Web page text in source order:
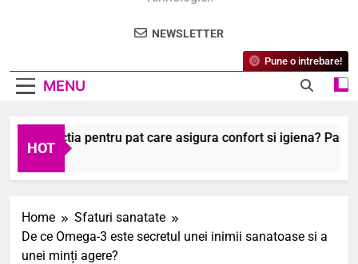
NEWSLETTER
MENU
Pune o intrebare!
HOT
pentru pat care asigura confort si igiena? Pareri si
Home
Sfaturi sanatate
De ce Omega-3 este secretul unei inimii sanatoase si a
unei minți agere?